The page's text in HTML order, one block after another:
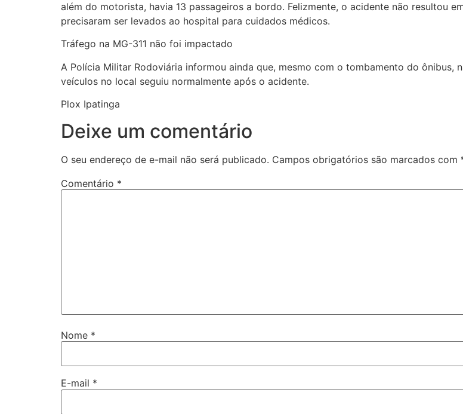
além do motorista, havia 13 passageiros a bordo. Felizmente, o acidente não resultou
precisaram ser levados ao hospital para cuidados médicos.
Tráfego na MG-311 não foi impactado
A Polícia Militar Rodoviária informou ainda que, mesmo com o tombamento do ônibus,
veículos no local seguiu normalmente após o acidente.
Plox Ipatinga
Deixe um comentário
O seu endereço de e-mail não será publicado. Campos obrigatórios são marcados com
Comentário *
Nome *
E-mail *